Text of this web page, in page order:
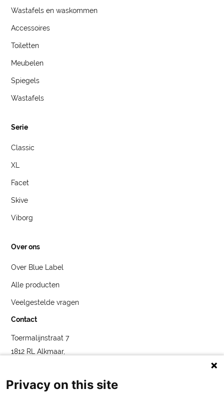
Wastafels en waskommen
Accessoires
Toiletten
Meubelen
Spiegels
Wastafels
Serie
Classic
XL
Facet
Skive
Viborg
Over ons
Over Blue Label
Alle producten
Veelgestelde vragen
Contact
Toermalijnstraat 7
1812 RL Alkmaar,
service@bybluelabel.com
Privacy on this site